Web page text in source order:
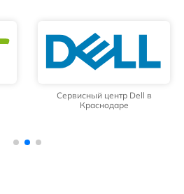
Сервисный центр Dell в
Краснодаре